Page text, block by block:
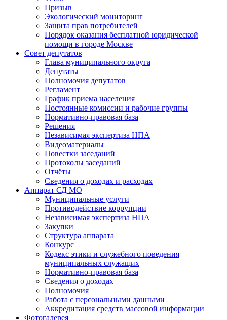
Призыв
Экологический мониторинг
Защита прав потребителей
Порядок оказания бесплатной юридической
помощи в городе Москве
Совет депутатов
Глава муниципального округа
Депутаты
Полномочия депутатов
Регламент
График приема населения
Постоянные комиссии и рабочие группы
Нормативно-правовая база
Решения
Независимая экспертиза НПА
Видеоматериалы
Повестки заседаний
Протоколы заседаний
Отчёты
Сведения о доходах и расходах
Аппарат СД МО
Муниципальные услуги
Противодействие коррупции
Независимая экспертиза НПА
Закупки
Структура аппарата
Конкурс
Кодекс этики и служебного поведения
муниципальных служащих
Нормативно-правовая база
Сведения о доходах
Полномочия
Работа с персональными данными
Аккредитация средств массовой информации
Фотогалерея